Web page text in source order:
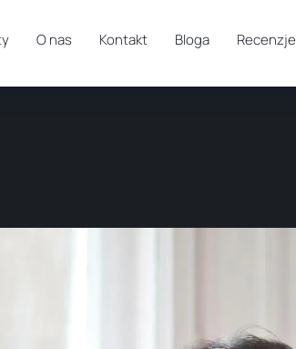
O nas Kontakt Bloga Recenzje